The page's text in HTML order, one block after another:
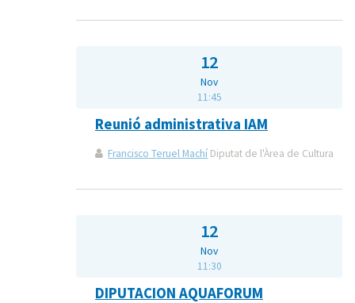
12
Nov
11:45
Reunió administrativa IAM
Francisco Teruel Machí Diputat de l'Àrea de Cultura
12
Nov
11:30
DIPUTACION AQUAFORUM